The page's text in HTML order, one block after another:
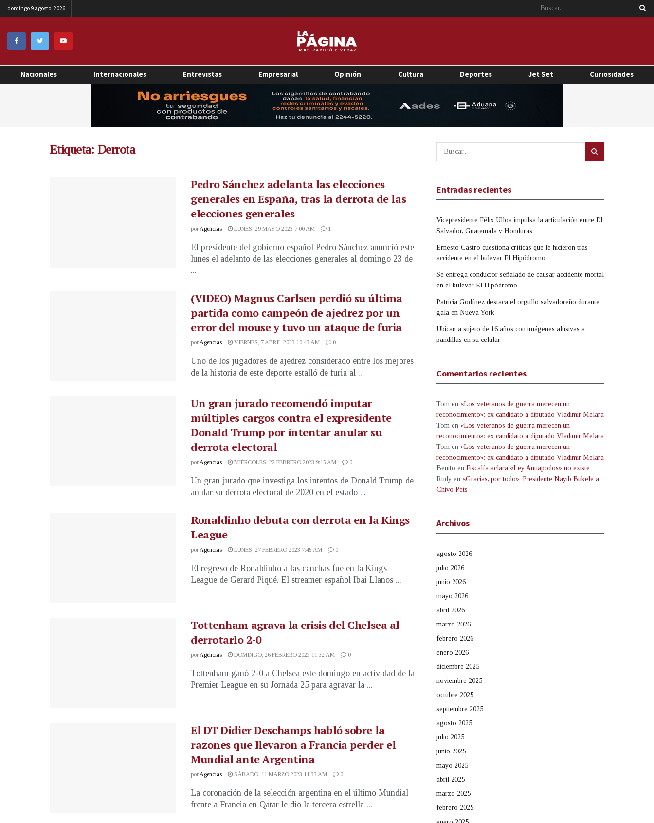
domingo 9 agosto, 2026
Nacionales Internacionales Entrevistas Empresarial Opinión Cultura Deportes Jet Set Curiosidades
Etiqueta: Derrota
Pedro Sánchez adelanta las elecciones
generales en España, tras la derrota de las
elecciones generales
porAgencias LUNES, 29 MAYO 2023 7:00 AM 1
El presidente del gobierno español Pedro Sánchez anunció este
lunes el adelanto de las elecciones generales al domingo 23 de
...
(VIDEO) Magnus Carlsen perdió su última
partida como campeón de ajedrez por un
error del mouse y tuvo un ataque de furia
porAgencias VIERNES, 7 ABRIL 2023 10:43 AM 0
Uno de los jugadores de ajedrez considerado entre los mejores
de la historia de este deporte estalló de furia al ...
Un gran jurado recomendó imputar
múltiples cargos contra el expresidente
Donald Trump por intentar anular su
derrota electoral
porAgencias MIÉRCOLES, 22 FEBRERO 2023 9:15 AM 0
Un gran jurado que investiga los intentos de Donald Trump de
anular su derrota electoral de 2020 en el estado ...
Ronaldinho debuta con derrota en la Kings
League
porAgencias LUNES, 27 FEBRERO 2023 7:45 AM 0
El regreso de Ronaldinho a las canchas fue en la Kings
League de Gerard Piqué. El streamer español Ibai Llanos ...
Tottenham agrava la crisis del Chelsea al
derrotarlo 2-0
por Agencias DOMINGO, 26 FEBRERO 2023 11:32 AM 0
Tottenham ganó 2-0 a Chelsea este domingo en actividad de la
Premier League en su Jornada 25 para agravar la ...
El DT Didier Deschamps habló sobre la
razones que llevaron a Francia perder el
Mundial ante Argentina
por Agencias SÁBADO, 11 MARZO 2023 11:33 AM 0
La coronación de la selección argentina en el último Mundial
frente a Francia en Qatar le dio la tercera estrella ...
Entradas recientes
Vicepresidente Félix Ulloa impulsa la articulación entre El
Salvador, Guatemala y Honduras
Ernesto Castro cuestiona críticas que le hicieron tras
accidente en el bulevar El Hipódromo
Se entrega conductor señalado de causar accidente mortal
en el bulevar El Hipódromo
Patricia Godínez destaca el orgullo salvadoreño durante
gala en Nueva York
Ubican a sujeto de 16 años con imágenes alusivas a
pandillas en su celular
Comentarios recientes
Tom en «Los veteranos de guerra merecen un
reconocimiento»: ex candidato a diputado Vladimir Melara
Tom en «Los veteranos de guerra merecen un
reconocimiento»: ex candidato a diputado Vladimir Melara
Tom en «Los veteranos de guerra merecen un
reconocimiento»: ex candidato a diputado Vladimir Melara
Benito en Fiscalía aclara «Ley Antiapodos» no existe
Rudy en «Gracias, por todo»: Presidente Nayib Bukele a
Chivo Pets
Archivos
agosto 2026
julio 2026
junio 2026
mayo 2026
abril 2026
marzo 2026
febrero 2026
enero 2026
diciembre 2025
noviembre 2025
octubre 2025
septiembre 2025
agosto 2025
julio 2025
junio 2025
mayo 2025
abril 2025
marzo 2025
febrero 2025